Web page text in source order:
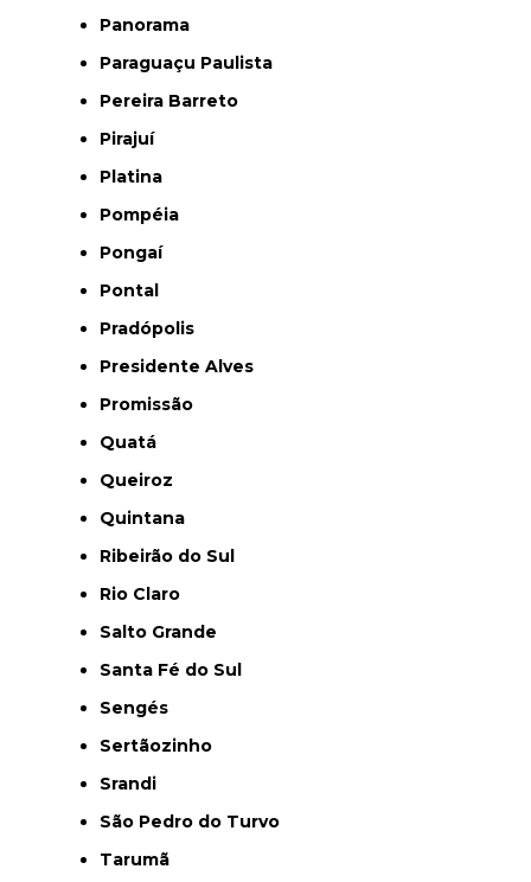
Panorama
Paraguaçu Paulista
Pereira Barreto
Pirajuí
Platina
Pompéia
Pongaí
Pontal
Pradópolis
Presidente Alves
Promissão
Quatá
Queiroz
Quintana
Ribeirão do Sul
Rio Claro
Salto Grande
Santa Fé do Sul
Sengés
Sertãozinho
Srandi
São Pedro do Turvo
Tarumã